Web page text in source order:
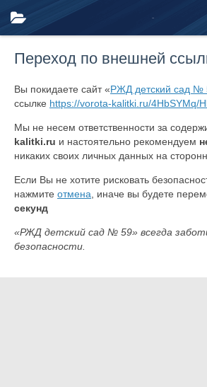
Переход по внешней
Вы покидаете сайт «РЖД детский сад №
ссылке https://vorota-kalitki.ru/4HbSYMq/
Мы не несем ответственности за
kalitki.ru и настоятельно рекомендуем
никаких своих личных данных на
Если Вы не хотите рисковать
нажмите отмена , иначе вы будете
секунд
«РЖД детский сад № 59» всегда
безопасности.